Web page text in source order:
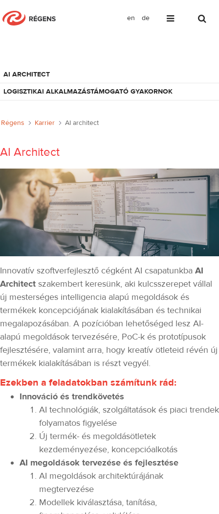
en de
AI ARCHITECT
LOGISZTIKAI ALKALMAZÁSTÁMOGATÓ GYAKORNOK
Régens Karrier AI architect
AI Architect
Innovatív szoftverfejlesztő cégként AI csapatunkba AI
Architect szakembert keresünk, aki kulcsszerepet vállal
új mesterséges intelligencia alapú megoldások és
termékek koncepciójának kialakításában és technikai
megalapozásában. A pozícióban lehetőséged lesz AI-
alapú megoldások tervezésére, PoC-k és prototípusok
fejlesztésére, valamint arra, hogy kreatív ötleteid révén új
termékek kialakításában is részt vegyél.
Ezekben a feladatokban számítunk rád:
Innováció és trendkövetés
AI technológiák, szolgáltatások és piaci trendek
folyamatos figyelése
Új termék- és megoldásötletek
kezdeményezése, koncepcióalkotás
AI megoldások tervezése és fejlesztése
AI megoldások architektúrájának
megtervezése
Modellek kiválasztása, tanítása,